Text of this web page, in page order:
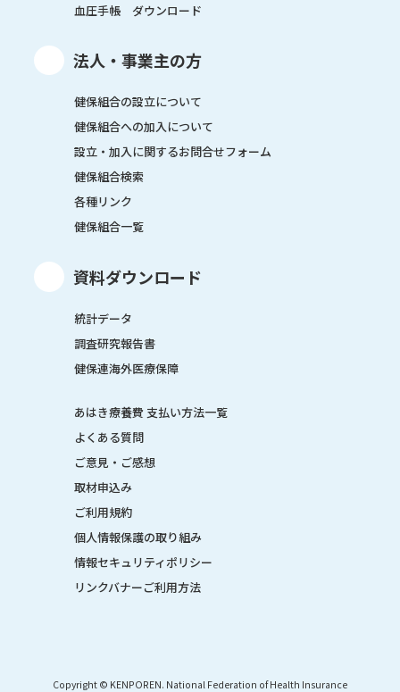
血圧手帳 ダウンロード
法人・事業主の方
健保組合の設立について
健保組合への加入について
設立・加入に関するお問合せフォーム
健保組合検索
各種リンク
健保組合一覧
資料ダウンロード
統計データ
調査研究報告書
健保連海外医療保障
あはき療養費 支払い方法一覧
よくある質問
ご意見・ご感想
取材申込み
ご利用規約
個人情報保護の取り組み
情報セキュリティポリシー
リンクバナーご利用方法
Copyright © KENPOREN. National Federation of Health Insurance